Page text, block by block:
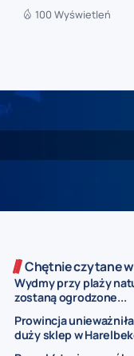
100 Wyświetleń
Chętnie czytane
Wydmy przy plaży
zostaną ogrodzone...
Prowincja
duży sklep w